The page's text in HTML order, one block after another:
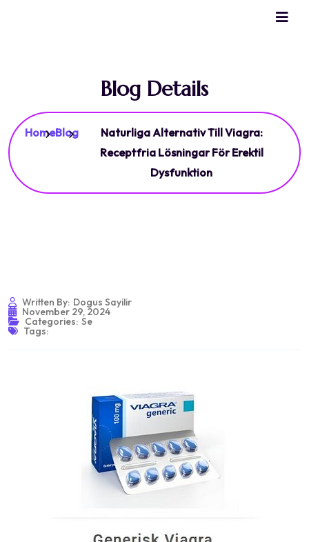
Blog Details
HomeBlog
Naturliga Alternativ Till Viagra:
Receptfria Lösningar För Erektil
Dysfunktion
Written By: Dogus Sayilir
November 29, 2024
Categories: Se
Tags: